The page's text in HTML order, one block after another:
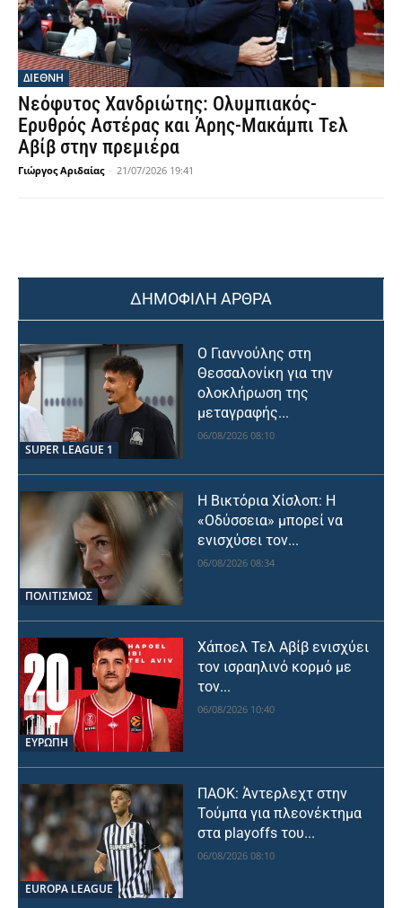
ΔΙΕΘΝΗ
Νεόφυτος Χανδριώτης: Ολυμπιακός-
Ερυθρός Αστέρας και Άρης-Μακάμπι Τελ
Αβίβ στην πρεμιέρα
Γιώργος Αριδαίας - 21/07/2026 19:41
ΔΗΜΟΦΙΛΗ ΑΡΘΡΑ
SUPER LEAGUE 1
Ο Γιαννούλης στη
Θεσσαλονίκη για την
ολοκλήρωση της
μεταγραφής...
06/08/2026 08:10
ΠΟΛΙΤΙΣΜΟΣ
Η Βικτόρια Χίσλοπ: Η
«Οδύσσεια» μπορεί να
ενισχύσει τον...
06/08/2026 08:34
ΕΥΡΩΠΗ
Χάποελ Τελ Αβίβ ενισχύει
τον ισραηλινό κορμό με
τον...
06/08/2026 10:40
EUROPA LEAGUE
ΠΑΟΚ: Άντερλεχτ στην
Τούμπα για πλεονέκτημα
στα playoffs του...
06/08/2026 08:10